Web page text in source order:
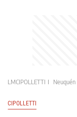
LMCIPOLLETTI Neuquén
CIPOLLETTI